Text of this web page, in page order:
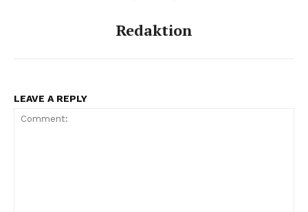
Redaktion
LEAVE A REPLY